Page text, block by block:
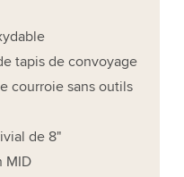
tapis de convoyage
courroie sans outils
de 8"
MID